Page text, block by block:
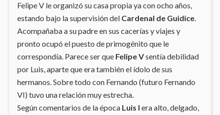
Felipe V le organizó su casa propia ya con ocho años,
estando bajo la supervisión delCardenal de Guidice.
Acompañaba a su padre en sus cacerías y viajes y
pronto ocupó el puesto de primogénito que le
correspondía. Parece ser queFelipe Vsentía debilidad
por Luis, aparte que era también el ídolo de sus
hermanos. Sobre todo con Fernando (futuro Fernando
VI) tuvo una relación muy estrecha.
Según comentarios de la épocaLuis I era alto, delgado,